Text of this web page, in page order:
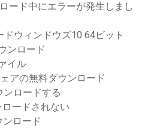
ード中にエラーが発生しまし
ウィンドウズ10 64ビット
ンロード
イル
アの無料ダウンロード
ンロードする
ードされない
ロード